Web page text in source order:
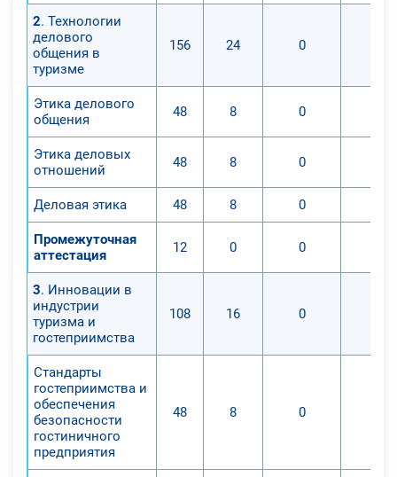
2. Технологии
делового
общения в
туризме
156 24 0
Этика делового
общения
48 8 0
Этика деловых
отношений
48 8 0
Деловая этика 48 8 0
Промежуточная
аттестация
12 0 0
3. Инновации в
индустрии
туризма и
гостеприимства
108 16 0
Стандарты
гостеприимства и
обеспечения
безопасности
гостиничного
предприятия
48 8 0